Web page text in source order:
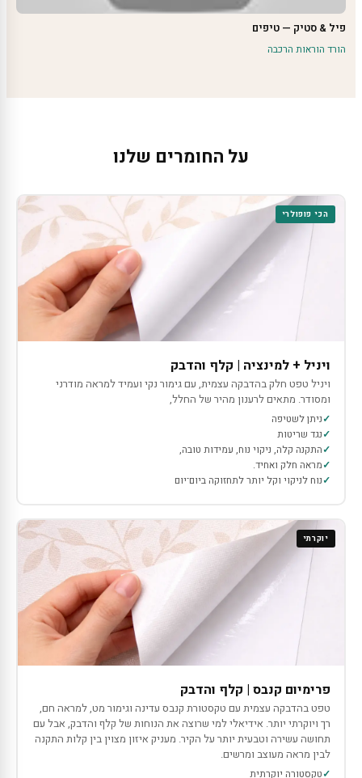
פיל & סטיק — טיפים
הורד הוראות הרכבה
על החומרים שלנו
הכי פופולרי
ויניל + למינציה | קלף והדבק
ויניל טפט חלק בהדבקה עצמית, עם גימור נקי ועמיד למראה מודרני
ומסודר. מתאים לרענון מהיר של החלל,
ניתן לשטיפה
נגד שריטות
התקנה קלה, ניקוי נוח, עמידות טובה,
מראה חלק ואחיד.
נוח לניקוי וקל יותר לתחזוקה ביום־יום
יוקרתי
פרימיום קנבס | קלף והדבק
טפט בהדבקה עצמית עם טקסטורת קנבס עדינה וגימור מט, למראה חם,
רך ויוקרתי יותר. אידיאלי למי שרוצה את הנוחות של קלף והדבק, אבל עם
תחושה עשירה וטבעית יותר על הקיר. מעניק איזון מצוין בין קלות התקנה
לבין מראה מעוצב ומרשים.
טקסטורה יוקרתית